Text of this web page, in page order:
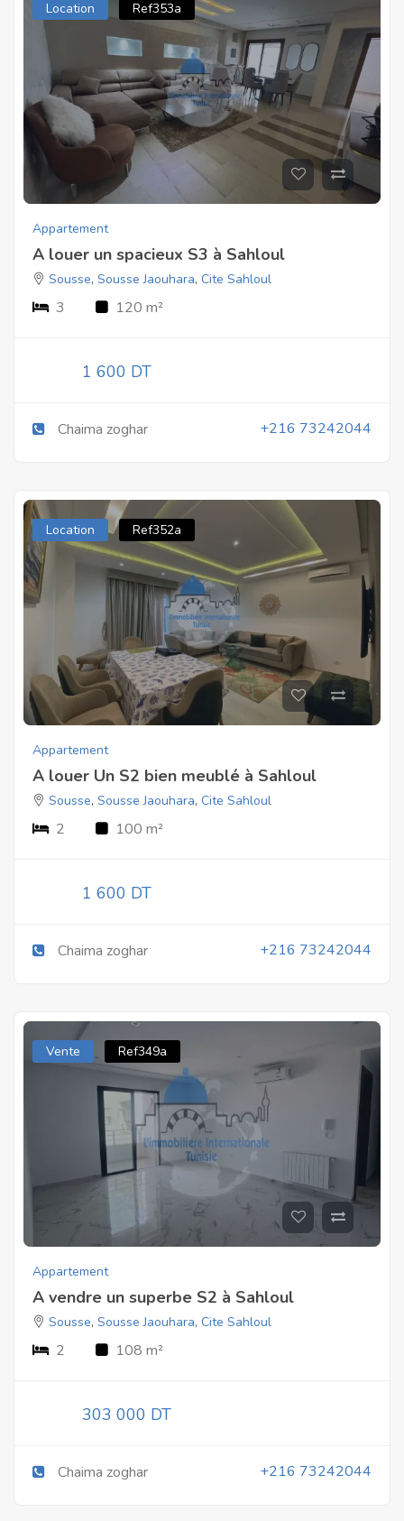
Location Ref353a
Appartement
A louer un spacieux S3 à Sahloul
Sousse, Sousse Jaouhara, Cite Sahloul
3 120 m²
1 600 DT
Chaima zoghar +216 73242044
Location Ref352a
Appartement
A louer Un S2 bien meublé à Sahloul
Sousse, Sousse Jaouhara, Cite Sahloul
2 100 m²
1 600 DT
Chaima zoghar +216 73242044
Vente Ref349a
Appartement
A vendre un superbe S2 à Sahloul
Sousse, Sousse Jaouhara, Cite Sahloul
2 108 m²
303 000 DT
Chaima zoghar +216 73242044